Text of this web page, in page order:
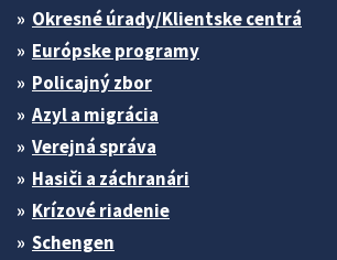
Okresné úrady/Klientske centrá
Európske programy
Policajný zbor
Azyl a migrácia
Verejná správa
Hasiči a záchranári
Krízové riadenie
Schengen